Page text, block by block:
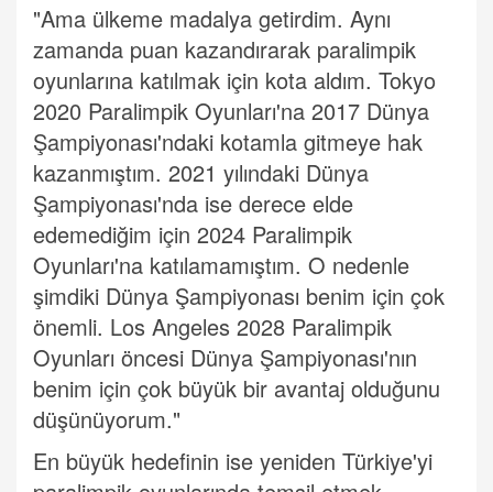
"Ama ülkeme madalya getirdim. Aynı
zamanda puan kazandırarak paralimpik
oyunlarına katılmak için kota aldım. Tokyo
2020 Paralimpik Oyunları'na 2017 Dünya
Şampiyonası'ndaki kotamla gitmeye hak
kazanmıştım. 2021 yılındaki Dünya
Şampiyonası'nda ise derece elde
edemediğim için 2024 Paralimpik
Oyunları'na katılamamıştım. O nedenle
şimdiki Dünya Şampiyonası benim için çok
önemli. Los Angeles 2028 Paralimpik
Oyunları öncesi Dünya Şampiyonası'nın
benim için çok büyük bir avantaj olduğunu
düşünüyorum."
En büyük hedefinin ise yeniden Türkiye'yi